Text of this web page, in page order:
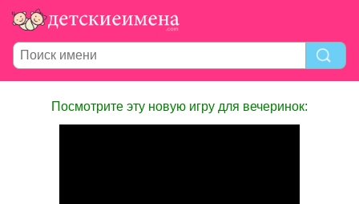
Посмотрите эту новую игру для вечеринок: